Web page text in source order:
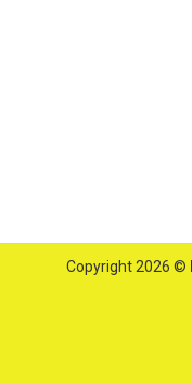
Copyright 2026 ©